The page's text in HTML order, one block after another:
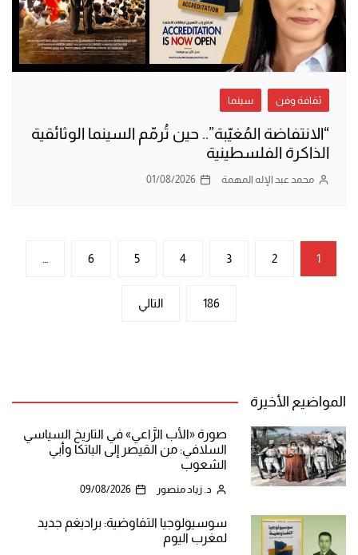
ثقافة وفن سينما
“الانتفاضة المُغيّبة”.. حين تُرمّم السينما الوثائقية
الذاكرة الفلسطينية
محمد عبد الإله المهمة 01/08/2026
تعدد
صفحات
1
2
3
4
5
6
186 التالي
المواضيع الأخيرة
صورة «الأب الرَّاعي» في التاريخ السياسي
السلافي: من القيصر إلى الباتكا وأبي
الشعوب
د. زياد منصور 09/08/2026
سوسيولوجيا التفاوضية: براديغم جديد
لمغرب اليوم